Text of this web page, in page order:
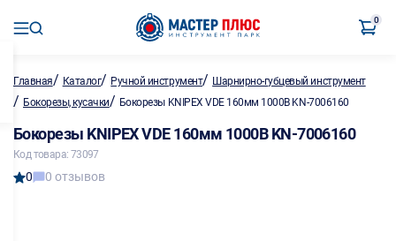
0
Главная/ Каталог/ Ручной инструмент/ Шарнирно-губцевый инструмент
/ Бокорезы, кусачки/ Бокорезы KNIPEX VDE 160мм 1000В KN-7006160
Бокорезы KNIPEX VDE 160мм 1000В KN-7006160
Код товара: 73097
0 0 отзывов